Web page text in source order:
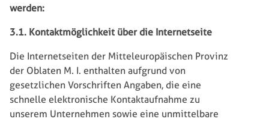
werden:
3.1. Kontaktmöglichkeit über die Internetseite
Die Internetseiten der Mitteleuropäischen Provinz
der Oblaten M. I. enthalten aufgrund von
gesetzlichen Vorschriften Angaben, die eine
schnelle elektronische Kontaktaufnahme zu
unserem Unternehmen sowie eine unmittelbare